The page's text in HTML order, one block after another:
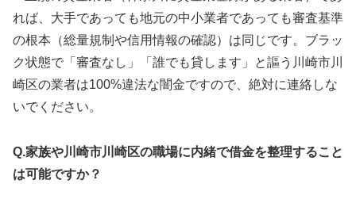
れば、大手であっても地元の中小業者であっても審査基準
の根本（総量規制や信用情報の確認）は同じです。ブラッ
ク状態で「審査なし」「誰でも貸します」と謳う川崎市川
崎区の業者は100%違法な闇金ですので、絶対に連絡しな
いでください。
Q.家族や川崎市川崎区の職場に内緒で借金を整理すること
は可能ですか？